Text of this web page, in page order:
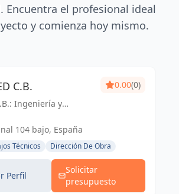
Encuentra el profesional ideal
y comienza hoy mismo.
C.B.
Ingeniería y
Soluciones
calidad y experiencia
0.00(0)
104 bajo, España
Técnicos Dirección De Obra
Perfil
Solicitar
presupuesto